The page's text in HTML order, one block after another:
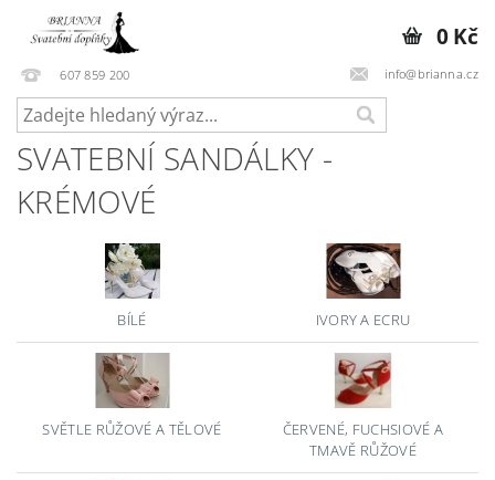
607 859 200 info@brianna.cz
0 Kč
SVATEBNÍ SANDÁLKY -
KRÉMOVÉ
BÍLÉ IVORY A ECRU
SVĚTLE RŮŽOVÉ A TĚLOVÉ
ČERVENÉ, FUCHSIOVÉ A
TMAVĚ RŮŽOVÉ